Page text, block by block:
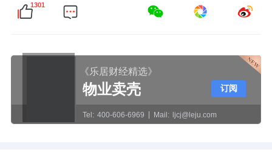
苏地2024-WG-Z40号项目效果图
自2023年旭辉建管率先在业内推出“定制化服务
体系”以来，始终专注从委托方角度出发，以专
业管理服务，兑现资产价值，提升管理效益，
1301
《乐居财经精选》
物业卖壳
Tel: 400-606-6969 Mail: ljcj@leju.com
订阅